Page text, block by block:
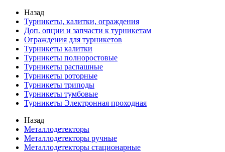
Назад
Турникеты, калитки, ограждения
Доп. опции и запчасти к турникетам
Ограждения для турникетов
Турникеты калитки
Турникеты полноростовые
Турникеты распашные
Турникеты роторные
Турникеты триподы
Турникеты тумбовые
Турникеты Электронная проходная
Назад
Металлодетекторы
Металлодетекторы ручные
Металлодетекторы стационарные